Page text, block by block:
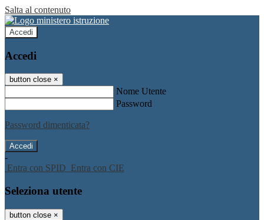
Salta al contenuto
Accedi
Accedi
button close ×
Nome Utente
Password
Password dimenticata?
-
Entra con SPID Entra con CIE
Seleziona utente
button close ×